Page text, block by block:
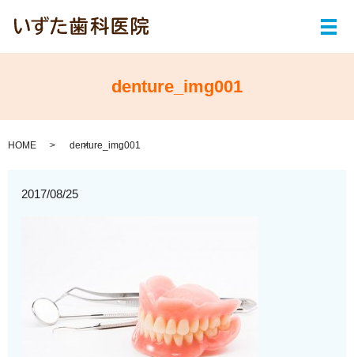
メ
denture_img001
HOME denture_img001
2017/08/25